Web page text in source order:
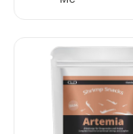
Shrimp Royal